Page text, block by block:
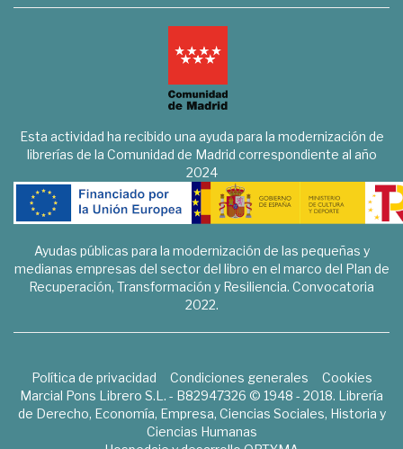
Esta actividad ha recibido una ayuda para la modernización de
librerías de la Comunidad de Madrid correspondiente al año
2024
Ayudas públicas para la modernización de las pequeñas y
medianas empresas del sector del libro en el marco del Plan de
Recuperación, Transformación y Resiliencia. Convocatoria
2022.
Política de privacidad Condiciones generales
Cookies
Marcial Pons Librero S.L. - B82947326 © 1948 - 2018. Librería
de Derecho, Economía, Empresa, Ciencias Sociales, Historia y
Ciencias Humanas